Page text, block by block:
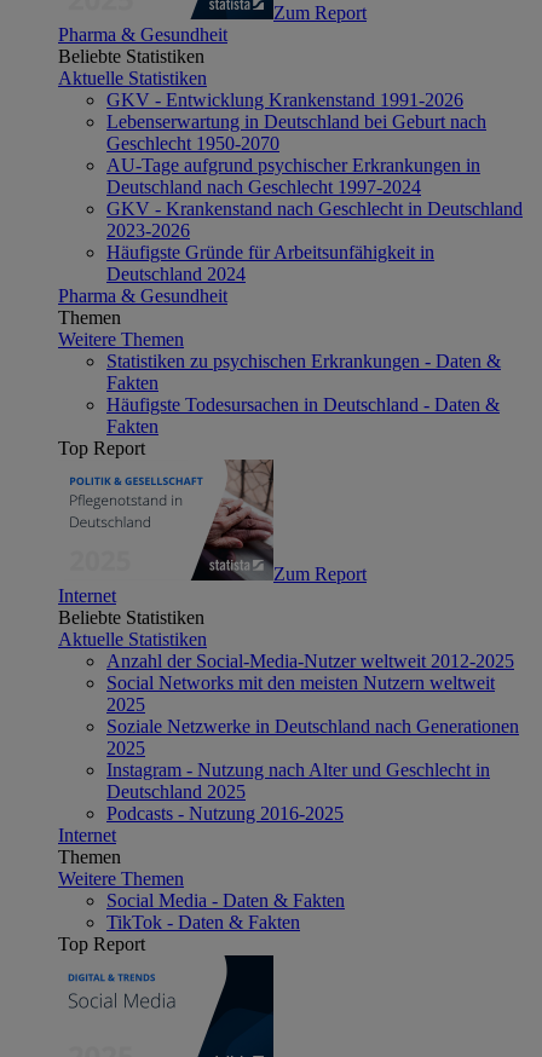
Zum Report
Pharma & Gesundheit
Beliebte Statistiken
Aktuelle Statistiken
GKV - Entwicklung Krankenstand 1991-2026
Lebenserwartung in Deutschland bei Geburt nach
Geschlecht 1950-2070
AU-Tage aufgrund psychischer Erkrankungen in
Deutschland nach Geschlecht 1997-2024
GKV - Krankenstand nach Geschlecht in Deutschland
2023-2026
Häufigste Gründe für Arbeitsunfähigkeit in
Deutschland 2024
Pharma & Gesundheit
Themen
Weitere Themen
Statistiken zu psychischen Erkrankungen - Daten &
Fakten
Häufigste Todesursachen in Deutschland - Daten &
Fakten
Top Report
Zum Report
Internet
Beliebte Statistiken
Aktuelle Statistiken
Anzahl der Social-Media-Nutzer weltweit 2012-2025
Social Networks mit den meisten Nutzern weltweit
2025
Soziale Netzwerke in Deutschland nach Generationen
2025
Instagram - Nutzung nach Alter und Geschlecht in
Deutschland 2025
Podcasts - Nutzung 2016-2025
Internet
Themen
Weitere Themen
Social Media - Daten & Fakten
TikTok - Daten & Fakten
Top Report